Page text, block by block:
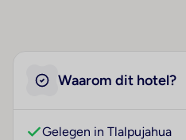
Waarom dit hotel?
Gelegen in Tlalpujahua